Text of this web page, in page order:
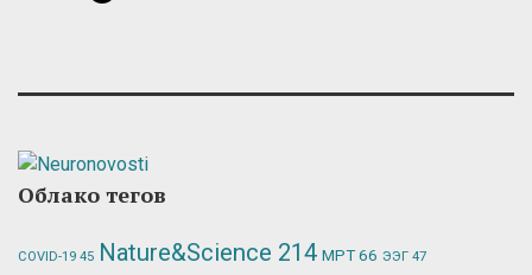
Облако тегов
COVID-19 45 Nature&Science 214 МРТ66 ЭЭГ 47